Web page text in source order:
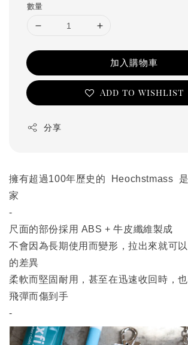
數量
加入購物車
Add to wishlist
分享
擁有超過100年歷史的 Heochstmass
家
-
尺面的部份採用 ABS + 牛皮纖維製成
不會因為長期使用而變形，拉出來就可
的差異
柔軟而堅固耐用，甚至在迅速收回時，
飛彈而傷到手
-